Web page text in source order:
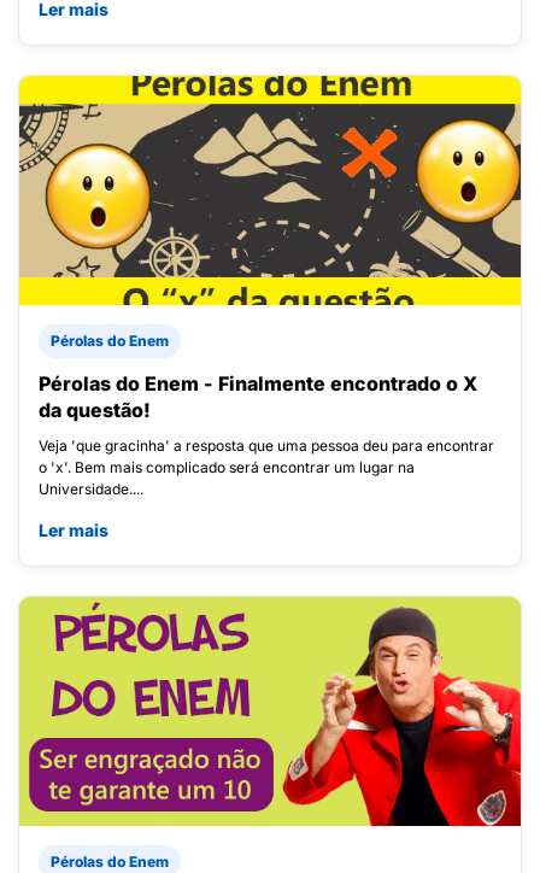
Ler mais
Pérolas do Enem
Pérolas do Enem - Finalmente encontrado o X
da questão!
Veja 'que gracinha' a resposta que uma pessoa deu para encontrar
o 'x'. Bem mais complicado será encontrar um lugar na
Universidade....
Ler mais
Pérolas do Enem